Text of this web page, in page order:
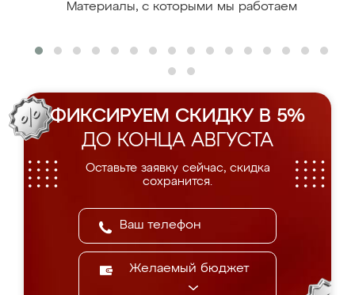
Материалы, с которыми мы работаем
ФИКСИРУЕМ СКИДКУ В 5%
ДО КОНЦА АВГУСТА
Оставьте заявку сейчас, скидка
сохранится.
Желаемый бюджет